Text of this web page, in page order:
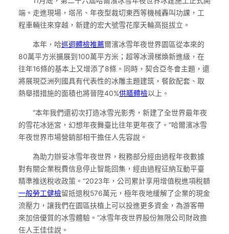
端。走進現場，塔吊、年夜型裁切東西等機械轟叫功課，工
程車輛往來穿越，新建的宏大號雪花摩天輪高挺拔立。
本年，哈巡迴體檢推薦爾濱冰雪年夜世界園區從本來的
80萬平方米擴展到100萬平方米；超等冰滑梯煥新進級，在
往年16條的基本上又增添了8條。同時，契合亞冬會主題，還
將展現亞洲列國具有代表性的冰雕主題建筑，餐飲配套、取
熱舉措措施的面積也將晉陞40%供膳體檢以上。
“本年我們還初次打造冰雪光影秀，新建了全世界最年夜
的雪花冰迷宮，幻想年夜舞臺比往年更年夜了。”哈爾濱冰雪
年夜世界市場營銷部相干擔任人先容說。
為助力辦妥冰雪年夜世界，稅務部分經由過程年夜數據
對有關企業稅費信息停止智能回集，經由過程征納互動平臺
精準推送稅收政策。“2023年，公司累計享用增值稅進項稅額
一般勞工健檢留抵退稅576萬元，極年夜地緩解了企業的現金
流壓力，讓我們在園區扶植上可以投進更多資金，為游客帶
來加倍優質的冰雪體驗。”冰雪年夜世界股份無限公司財政擔
任人王佳佳說。